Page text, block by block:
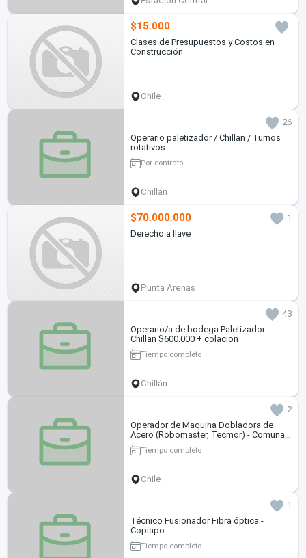
$15.000
Clases de Presupuestos y Costos en
Construcción
Chile
26
Operario paletizador / Chillan / Turnos
rotativos
Por contrato
Chillán
$70.000.000
1
Derecho a llave
Punta Arenas
43
Operario/a de bodega Paletizador
Chillan $600.000 + colacion
Tiempo completo
Chillán
2
Operador de Maquina Dobladora de
Acero (Robomaster, Tecmor) - Comuna
de Cerrillos
Tiempo completo
Chile
1
Técnico Fusionador Fibra óptica -
Copiapo
Tiempo completo